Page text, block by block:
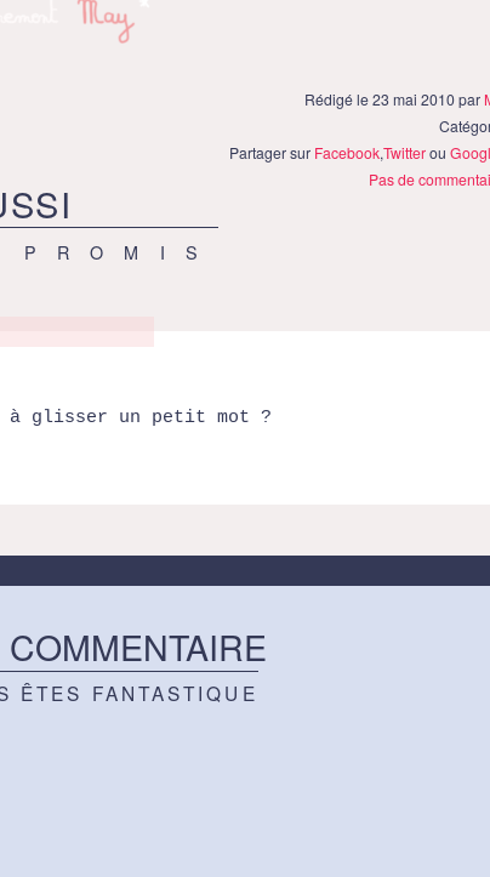
Rédigé le 23 mai 2010 par
Partager sur Facebook,Twitterou
Pas de
à glisser un petit mot ?
ÊTES FANTASTIQUE